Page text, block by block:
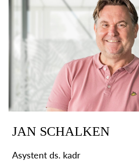
JAN SCHALKEN
Asystent ds. kadr